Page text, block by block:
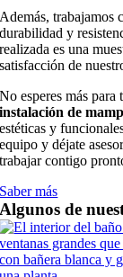
Además, trabajamos
durabilidad y
realizada es una
satisfacción de
No esperes más para
instalación de
estéticas y
equipo y déjate
trabajar contigo
Saber más
Algunos de